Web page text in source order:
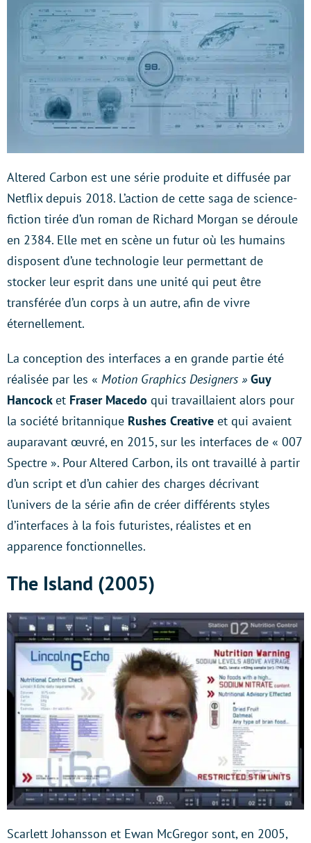
Altered Carbon est une série produite et diffusée par
Netflix depuis 2018. L’action de cette saga de science-
fiction tirée d’un roman de Richard Morgan se déroule
en 2384. Elle met en scène un futur où les humains
disposent d’une technologie leur permettant de
stocker leur esprit dans une unité qui peut être
transférée d’un corps à un autre, afin de vivre
éternellement.
La conception des interfaces a en grande partie été
réalisée par les « Motion Graphics Designers » Guy
Hancocket Fraser Macedo qui travaillaient alors pour
la société britannique Rushes Creative et qui avaient
auparavant œuvré, en 2015, sur les interfaces de « 007
Spectre ». Pour Altered Carbon, ils ont travaillé à partir
d’un script et d’un cahier des charges décrivant
l’univers de la série afin de créer différents styles
d’interfaces à la fois futuristes, réalistes et en
apparence fonctionnelles.
The Island (2005)
Scarlett Johansson et Ewan McGregor sont, en 2005,